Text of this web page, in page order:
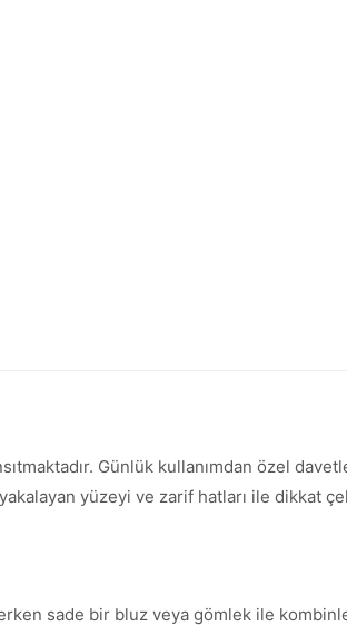
Günlük kullanımdan özel
yüzeyi ve zarif hatları ile dikkat
sade bir bluz veya gömlek ile